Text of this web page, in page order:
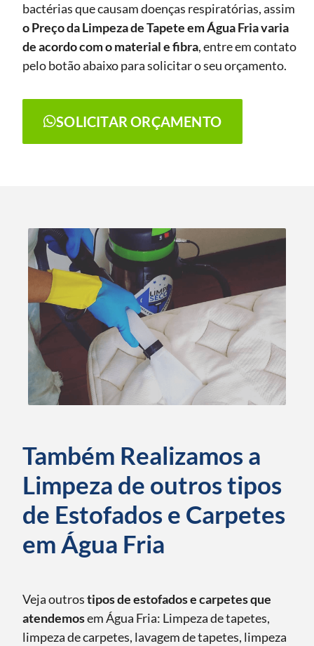
bactérias que causam doenças respiratórias, assim
o Preço da Limpeza de Tapeteem Água Friavaria
de acordo com o material e fibra, entre em contato
pelo botão abaixo para solicitar o seu orçamento.
SOLICITAR ORÇAMENTO
Também Realizamos a
Limpeza de outros tipos
de Estofados e Carpetes
em Água Fria
Veja outrostipos de estofados e carpetes que
atendemosem Água Fria: Limpeza de tapetes,
limpeza de carpetes, lavagem de tapetes, limpeza